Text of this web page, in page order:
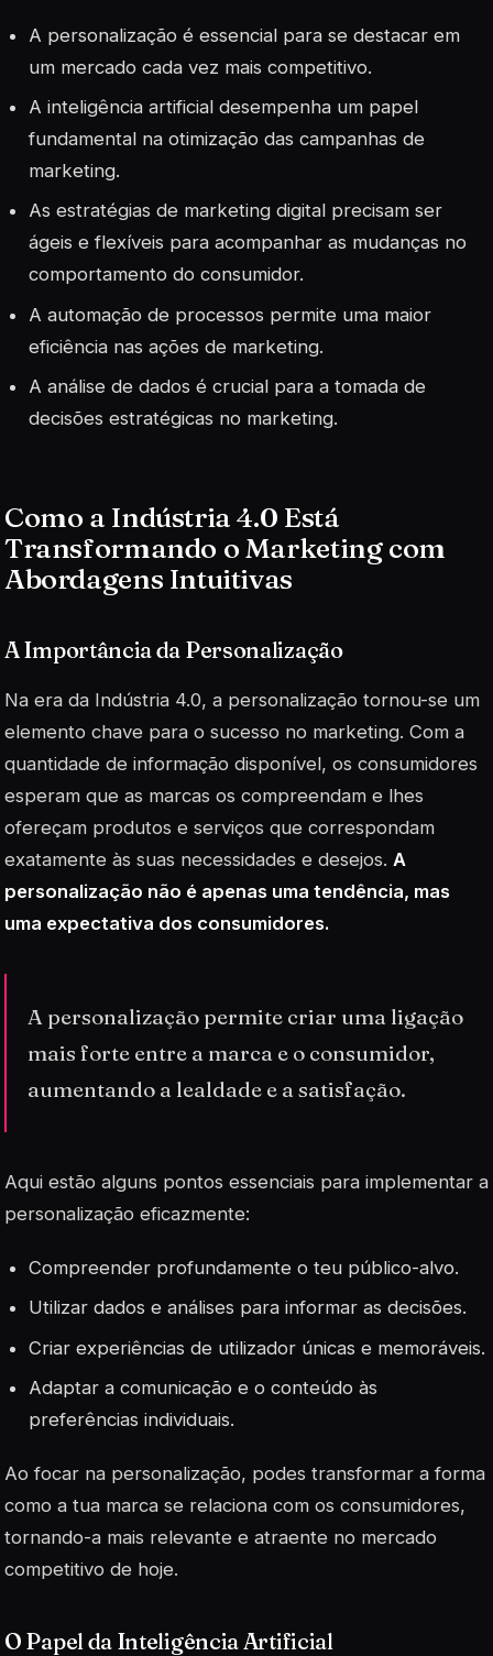
A personalização é essencial para se destacar em
um mercado cada vez mais competitivo.
A inteligência artificial desempenha um papel
fundamental na otimização das campanhas de
marketing.
As estratégias de marketing digital precisam ser
ágeis e flexíveis para acompanhar as mudanças no
comportamento do consumidor.
A automação de processos permite uma maior
eficiência nas ações de marketing.
A análise de dados é crucial para a tomada de
decisões estratégicas no marketing.
Como a Indústria 4.0 Está
Transformando o Marketing com
Abordagens Intuitivas
A Importância da Personalização
Na era da Indústria 4.0, a personalização tornou-se um
elemento chave para o sucesso no marketing. Com a
quantidade de informação disponível, os consumidores
esperam que as marcas os compreendam e lhes
ofereçam produtos e serviços que correspondam
exatamente às suas necessidades e desejos. A
personalização não é apenas uma tendência, mas
uma expectativa dos consumidores.
A personalização permite criar uma ligação
mais forte entre a marca e o consumidor,
aumentando a lealdade e a satisfação.
Aqui estão alguns pontos essenciais para implementar a
personalização eficazmente:
Compreender profundamente o teu público-alvo.
Utilizar dados e análises para informar as decisões.
Criar experiências de utilizador únicas e memoráveis.
Adaptar a comunicação e o conteúdo às
preferências individuais.
Ao focar na personalização, podes transformar a forma
como a tua marca se relaciona com os consumidores,
tornando-a mais relevante e atraente no mercado
competitivo de hoje.
O Papel da Inteligência Artificial